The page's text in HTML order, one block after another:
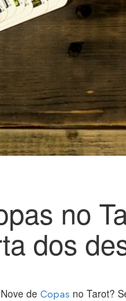
no
dos
de Copas no Tarot?